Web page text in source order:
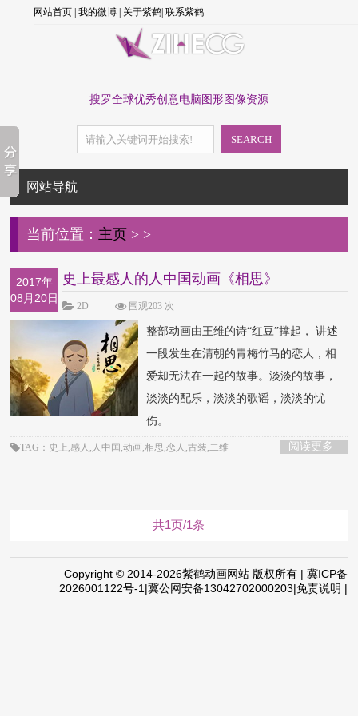
网站首页 我的微博 关于紫鹤 联系紫鹤
搜罗全球优秀创意电脑图形图像资源
SEARCH
网站导航
当前位置： 主页 > >
2017年
08月20日
史上最感人的人中国动画《相思》
2D 围观203 次
整部动画由王维的诗“红豆”撑起， 讲述
一段发生在清朝的青梅竹马的恋人，相
爱却无法在一起的故事。淡淡的故事，
淡淡的配乐，淡淡的歌谣，淡淡的忧
伤。...
阅读更多
TAG：史上,感人,人中国,动画,相思,恋人,古装,二维
共1页/1条
Copyright © 2014-2026紫鹤动画网站 版权所有 | 冀ICP备
2026001122号-1|冀公网安备13042702000203|免责说明 |